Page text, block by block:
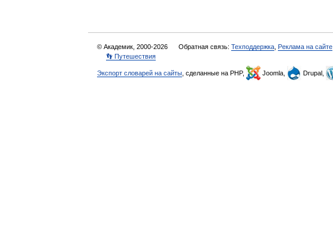
© Академик, 2000-2026 Обратная связь: Техподдержка Реклама на сайте
👣 Путешествия
Экспорт словарей на сайты , сделанные на PHP, Joomla, Drupal,